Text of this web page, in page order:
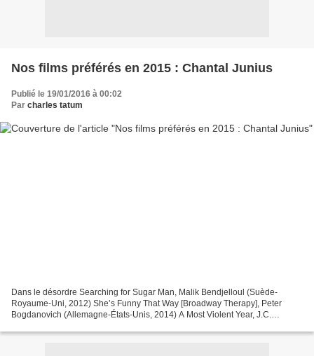
Nos films préférés en 2015 : Chantal Junius
Publié le 19/01/2016 à 00:02
Par charles tatum
Dans le désordre Searching for Sugar Man, Malik Bendjelloul (Suède-
Royaume-Uni, 2012) She’s Funny That Way [Broadway Therapy], Peter
Bogdanovich (Allemagne-États-Unis, 2014) A Most Violent Year, J.C.